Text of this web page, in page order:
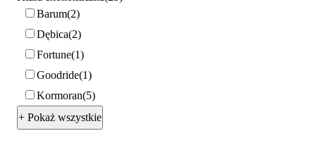
Barum 2
Dębica 2
Fortune 1
Goodride 1
Kormoran 5
+ Pokaż wszystkie